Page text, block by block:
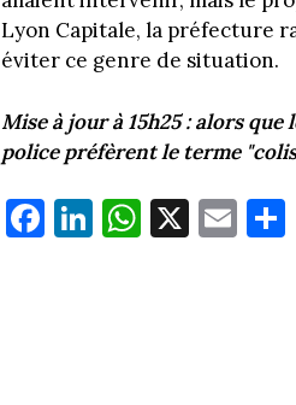
Lyon Capitale, la préfecture
éviter ce genre de situation.
Mise à jour à 15h25 : alors
police préfèrent le terme
Fa
ce
Li
nk
W
ha
X E
m